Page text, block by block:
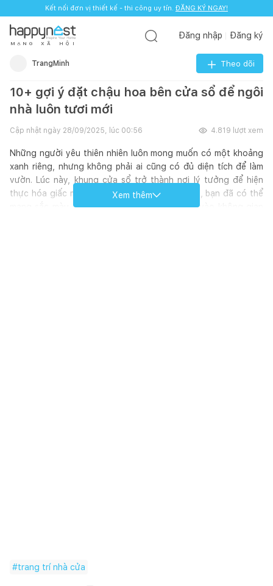
Kết nối đơn vị thiết kế - thi công uy tín. ĐĂNG KÝ NGAY!
M Ạ N G X Ã H Ộ I
Đăng nhập Đăng ký
TrangMinh Theo dõi
10+ gợi ý đặt chậu hoa bên cửa sổ để ngôi
nhà luôn tươi mới
Cập nhật ngày 28/09/2025, lúc 00:56 4.819 lượt xem
Những người yêu thiên nhiên luôn mong muốn có một khoảng
xanh riêng, nhưng không phải ai cũng có đủ diện tích để làm
vườn. Lúc này, khung cửa sổ trở thành nơi lý tưởng để hiện
thực hóa giấc mơ ấy. Chỉ với vài chậu hoa nhỏ, bạn đã có thể
mang sắc màu, hương thơm và sự trong lành vào không gian
Xem thêm
#trang trí nhà cửa